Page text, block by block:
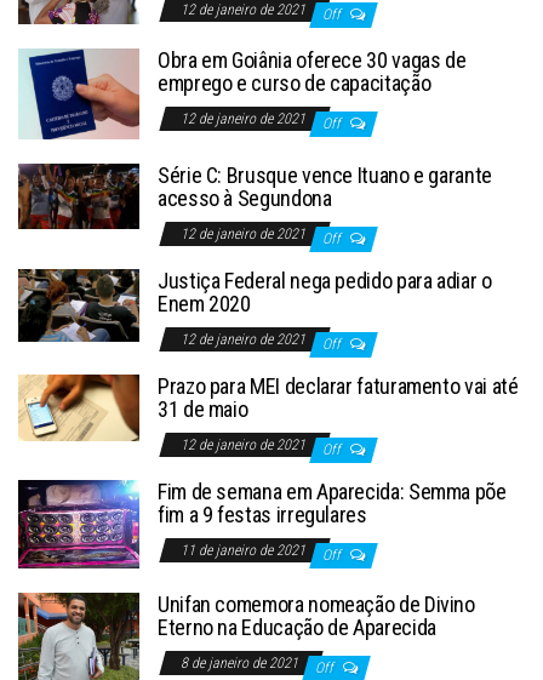
12 de janeiro de 2021 Off
Obra em Goiânia oferece 30 vagas de
emprego e curso de capacitação
12 de janeiro de 2021 Off
Série C: Brusque vence Ituano e garante
acesso à Segundona
12 de janeiro de 2021 Off
Justiça Federal nega pedido para adiar o
Enem 2020
12 de janeiro de 2021 Off
Prazo para MEI declarar faturamento vai até
31 de maio
12 de janeiro de 2021 Off
Fim de semana em Aparecida: Semma põe
fim a 9 festas irregulares
11 de janeiro de 2021 Off
Unifan comemora nomeação de Divino
Eterno na Educação de Aparecida
8 de janeiro de 2021 Off